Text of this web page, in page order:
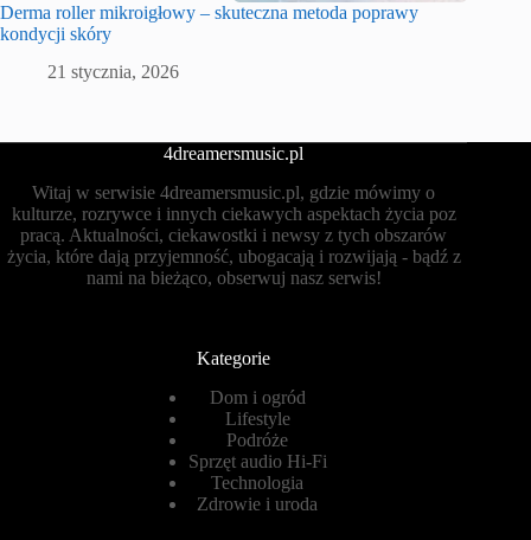
Derma roller mikroigłowy – skuteczna metoda poprawy
kondycji skóry
21 stycznia, 2026
4dreamersmusic.pl
Witaj w serwisie 4dreamersmusic.pl, gdzie mówimy o
kulturze, rozrywce i innych ciekawych aspektach życia poz
pracą. Aktualności, ciekawostki i newsy z tych obszarów
życia, które dają przyjemność, ubogacają i rozwijają - bądź z
nami na bieżąco, obserwuj nasz serwis!
Kategorie
Dom i ogród
Lifestyle
Podróże
Sprzęt audio Hi-Fi
Technologia
Zdrowie i uroda